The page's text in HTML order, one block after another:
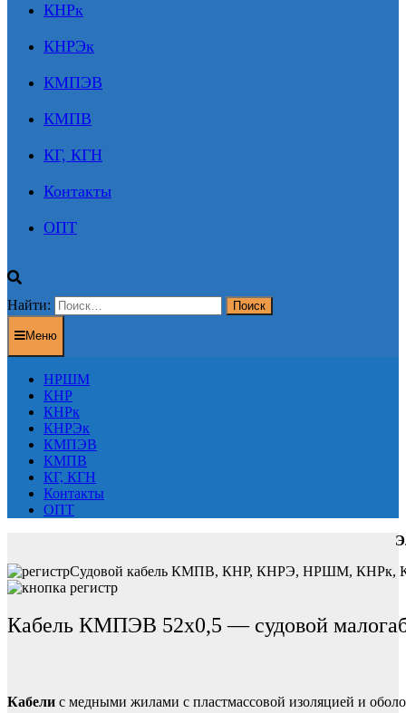
КНРк
КНРЭк
КМПЭВ
КМПВ
КГ, КГН
Контакты
ОПТ
Найти:
Меню
НРШМ
КНР
КНРк
КНРЭк
КМПЭВ
КМПВ
КГ, КГН
Контакты
ОПТ
Судовой кабель КМПВ, КНР, КНРЭ, НРШМ, КНРк,
Кабель КМПЭВ 52х0,5 — судовой
Кабели с медными жилами с пластмассовой изоляцией и